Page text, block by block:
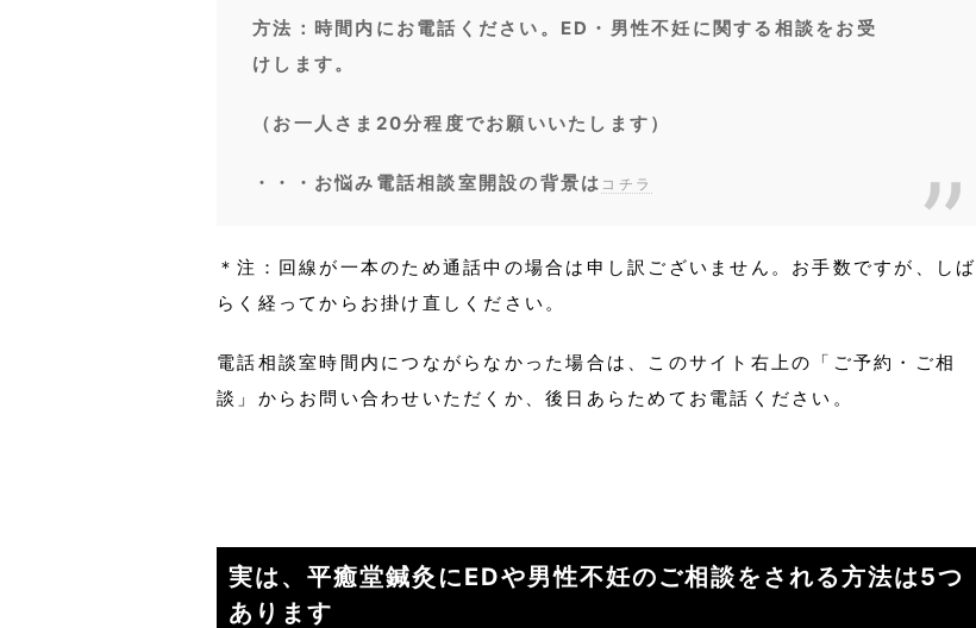
方法：時間内にお電話ください。ED・男性不妊に関する相談をお受
けします。
（お一人さま20分程度でお願いいたします）
・・・お悩み電話相談室開設の背景は コチラ
＊注：回線が一本のため通話中の場合は申し訳ございません。お手数ですが、しば
らく経ってからお掛け直しください。
電話相談室時間内につながらなかった場合は、このサイト右上の「ご予約・ご相
談」からお問い合わせいただくか、後日あらためてお電話ください。
実は、平癒堂鍼灸にEDや男性不妊のご相談をされる方法は5つ
あります